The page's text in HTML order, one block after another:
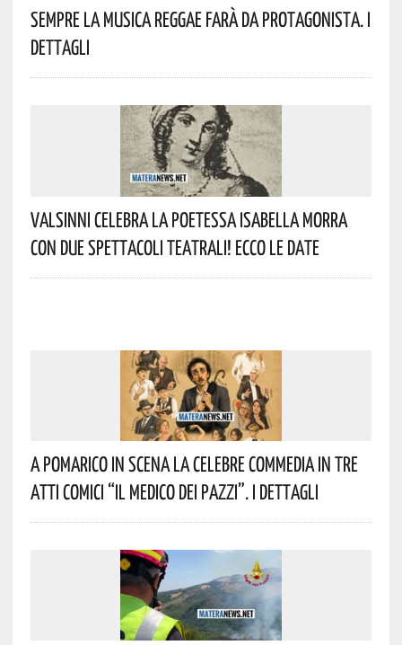
Sempre La Musica Reggae Farà Da Protagonista. I
Dettagli
Valsinni Celebra La Poetessa Isabella Morra
Con Due Spettacoli Teatrali! Ecco Le Date
A Pomarico In Scena La Celebre Commedia In Tre
Atti Comici “Il Medico Dei Pazzi”. I Dettagli